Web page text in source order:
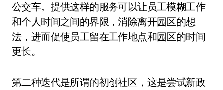
公交车。提供这样的服务可以让员工模糊工作
和个人时间之间的界限，消除离开园区的想
法，进而促使员工留在工作地点和园区的时间
更长。
第二种迭代是所谓的初创社区，这是尝试新政